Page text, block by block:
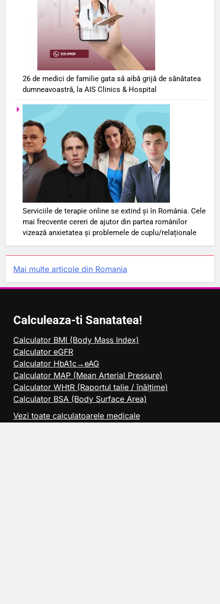
26 de medici de familie gata să aibă grijă de sănătatea
dumneavoastră, la AIS Clinics & Hospital
Serviciile de terapie online se extind și în România. Cele
mai frecvente cereri de ajutor din partea românilor
vizează anxietatea și problemele de cuplu/relaționale
Mai multe articole din Romania
Calculeaza-ti Sanatatea!
Calculator BMI (Body Mass Index)
Calculator eGFR
Calculator HbA1c→eAG
Calculator MAP (Mean Arterial Pressure)
Calculator WHtR (Raportul talie / înălțime)
Calculator BSA (Body Surface Area)
Vezi toate calculatoarele medicale